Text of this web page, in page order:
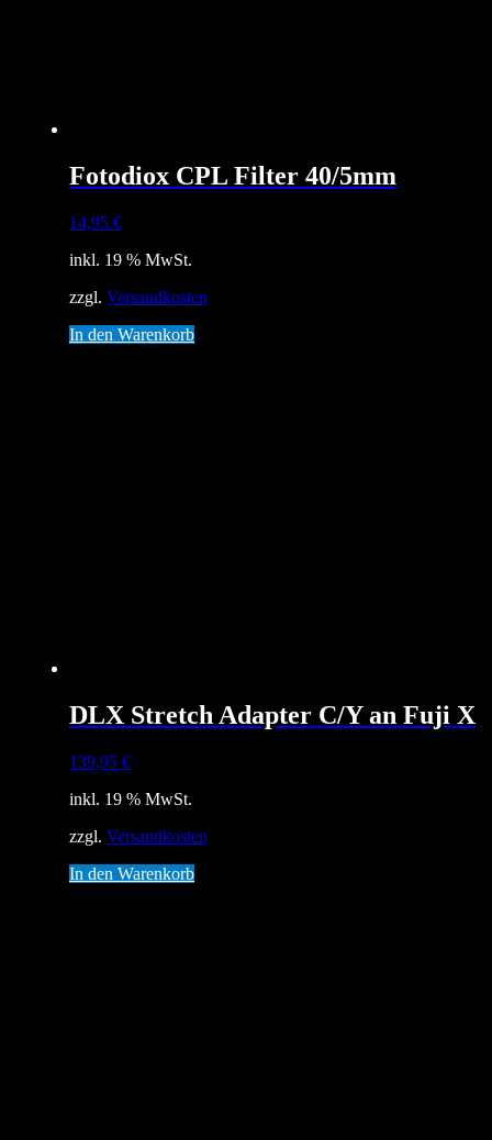
Fotodiox CPL Filter 40/5mm
14,95 €
inkl. 19 % MwSt.
zzgl. Versandkosten
In den Warenkorb
DLX Stretch Adapter C/Y an Fuji X
139,95 €
inkl. 19 % MwSt.
zzgl. Versandkosten
In den Warenkorb